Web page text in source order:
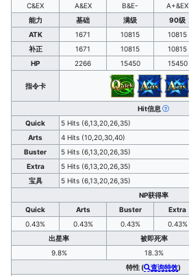
C&EX
A&EX B&E- A+&EX
能力
基础 满级 90级
ATK
1671 10815 10815
补正
1671 10815 10815
HP
2266 15450 15450
指令卡
Hit信息
Quick
5 Hits (6,13,20,26,35)
Arts
4 Hits (10,20,30,40)
Buster
5 Hits (6,13,20,26,35)
Extra
5 Hits (6,13,20,26,35)
宝具
5 Hits (6,13,20,26,35)
NP获得率
Quick
Arts Buster Extra
0.43%
0.43% 0.43% 0.43%
出星率
被即死率
9.8%
18.3%
特性 (
查询特效)